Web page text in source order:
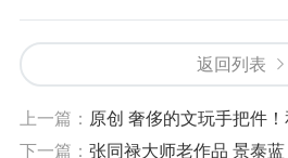
返回列表
上一篇： 原创 奢侈的文玩手把件！和田玉“咏兰”
下一篇： 张同禄大师老作品 景泰蓝《十二花神生